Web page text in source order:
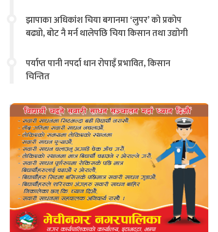
झापाका अधिकांश चिया बगानमा ‘लुपर’ को प्रकोप
बढ्यो, बोट नै मर्न थालेपछि चिया किसान तथा उद्योगी
पर्याप्त पानी नपर्दा धान रोपाइँ प्रभावित, किसान
चिन्तित